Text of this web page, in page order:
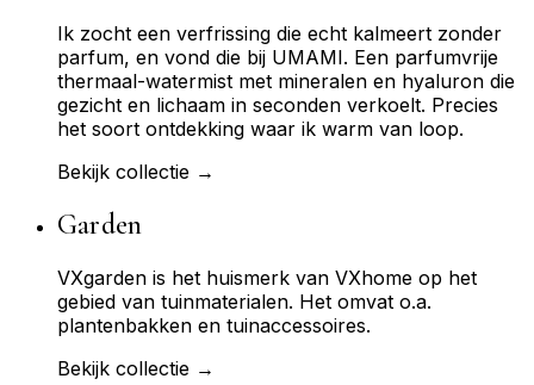
Ik zocht een verfrissing die echt kalmeert zonder
parfum, en vond die bij UMAMI. Een parfumvrije
thermaal-watermist met mineralen en hyaluron die
gezicht en lichaam in seconden verkoelt. Precies
het soort ontdekking waar ik warm van loop.
Bekijk collectie →
Garden
VXgarden is het huismerk van VXhome op het
gebied van tuinmaterialen. Het omvat o.a.
plantenbakken en tuinaccessoires.
Bekijk collectie →